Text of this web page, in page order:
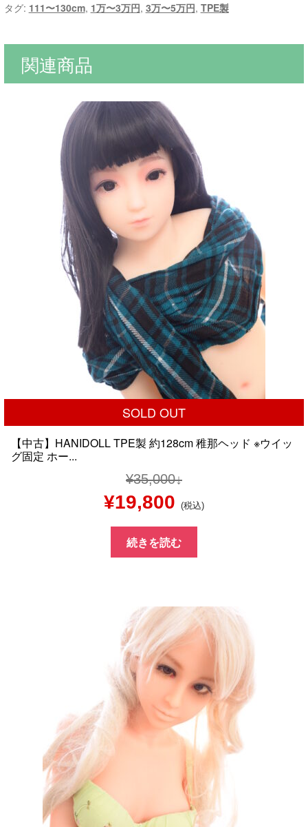
タグ: 111〜130cm, 1万〜3万円, 3万〜5万円, TPE製
関連商品
SOLD OUT
【中古】HANIDOLL TPE製 約128cm 稚那ヘッド ※ウイッ
グ固定 ホー...
¥35,000
元
の
価
¥35,000
し
た。
¥19,800 現
在
の
格
は
¥19,800
で
す。
(税込)
続きを読む